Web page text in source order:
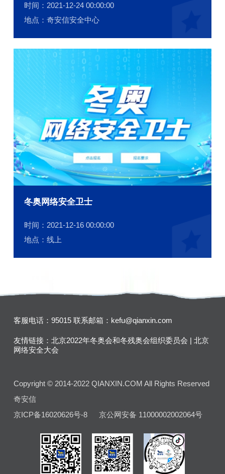
时间：2021-12-24 00:00:00
地点：奇安信安全中心
冬奥网络安全卫士
时间：2021-12-16 00:00:00
地点：线上
客服电话：95015 联系邮箱：kefu@qianxin.com
友情链接： 北京2022年冬奥会和冬残奥会组织委员会
北京
网络安全大会
Copyright © 2014-2022 QIANXIN.COM All Rights Reserved
奇安信
京ICP备16020626号-8
京公网安备 11000002002064号